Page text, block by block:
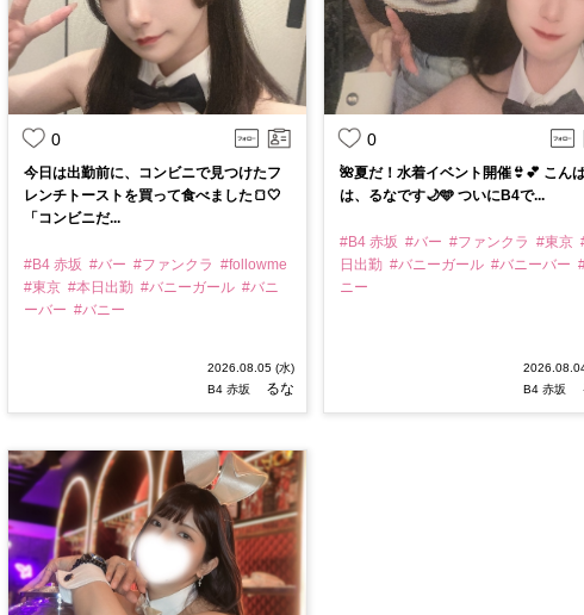
0
今日は出勤前に、コンビニで見つけたフ
レンチトーストを買って食べました🍞🤍
「コンビニだ...
#B4 赤坂 #バー #ファンクラ #followme
#東京 #本日出勤 #バニーガール #バニ
ーバー #バニー
2026.08.05 (水)
B4 赤坂
るな
0
🌺夏だ！水着イベント開催👙💕 こん
は、るなです🌙🩵 ついにB4で...
#B4 赤坂 #バー #ファンクラ #東京
日出勤 #バニーガール #バニーバー
ニー
B4 赤坂